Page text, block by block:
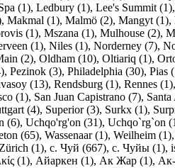
(1), Ledbury (1), Lee's Summit (1),
, Makmal (1), Malmö (2), Mangyt (1),
(1), Mszana (1), Mulhouse (2),
(1), Niles (1), Norderney (7),
(2), Oldham (10), Oltiariq (1),
, Pezinok (3), Philadelphia (30), Pias
(13), Rendsburg (1), Rennes (1),
(1), San Juan Capistrano (7),
(4), Superior (3), Surkx (1),
(6), Uchqo'rg'on (31), Uchqo`rg`on
(65), Wassenaar (1), Weilheim (1),
Zürich (1), c. Чуй (667), c. Чуйы (1),
(1), Айаркен (1), Ак Жар (1),